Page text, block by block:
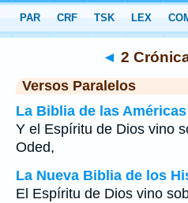
>2 Crónicas Capítulo 15 > Verso 1
◄ 2
Versos Paralelos
La Biblia de las Américas
Y el Espíritu de Dios vino
Oded,
La Nueva Biblia de los
El Espíritu de Dios vino